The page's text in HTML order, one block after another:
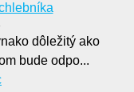
dôležitý ako
bude odpo...